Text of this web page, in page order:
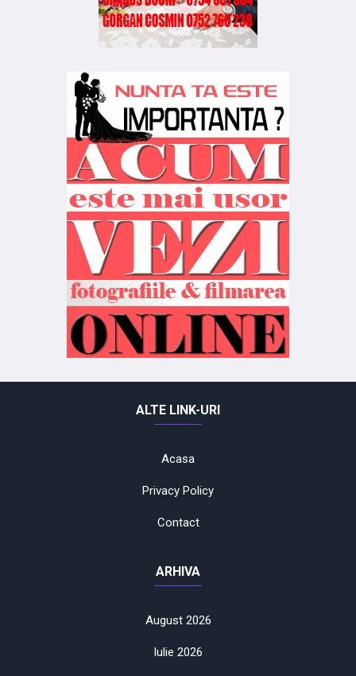
ALTE LINK-URI
Acasa
Privacy Policy
Contact
ARHIVA
August 2026
Iulie 2026